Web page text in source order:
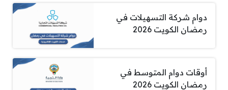
دوام شركة التسهيلات في
رمضان الكويت 2026
أوقات دوام المتوسط في
رمضان الكويت 2026